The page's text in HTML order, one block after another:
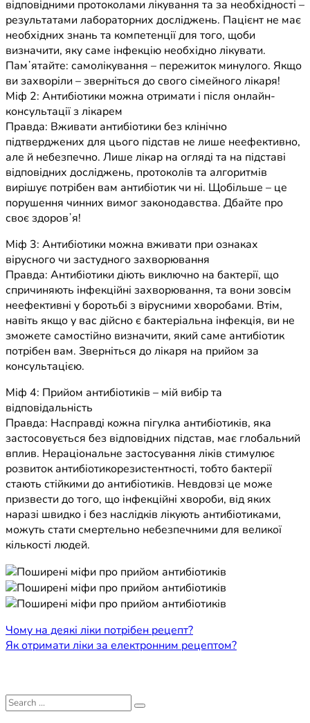
відповідними протоколами лікування та за необхідності –
результатами лабораторних досліджень. Пацієнт не має
необхідних знань та компетенції для того, щоби
визначити, яку саме інфекцію необхідно лікувати.
Памʼятайте: самолікування – пережиток минулого. Якщо
ви захворіли – зверніться до свого сімейного лікаря!
Міф 2: Антибіотики можна отримати і після онлайн-
консультації з лікарем
Правда: Вживати антибіотики без клінічно
підтверджених для цього підстав не лише неефективно,
але й небезпечно. Лише лікар на огляді та на підставі
відповідних досліджень, протоколів та алгоритмів
вирішує потрібен вам антибіотик чи ні. Щобільше – це
порушення чинних вимог законодавства. Дбайте про
своє здоровʼя!
Міф 3: Антибіотики можна вживати при ознаках
вірусного чи застудного захворювання
Правда: Антибіотики діють виключно на бактерії, що
спричиняють інфекційні захворювання, та вони зовсім
неефективні у боротьбі з вірусними хворобами. Втім,
навіть якщо у вас дійсно є бактеріальна інфекція, ви не
зможете самостійно визначити, який саме антибіотик
потрібен вам. Зверніться до лікаря на прийом за
консультацією.
Міф 4: Прийом антибіотиків – мій вибір та
відповідальність
Правда: Насправді кожна пігулка антибіотиків, яка
застосовується без відповідних підстав, має глобальний
вплив. Нераціональне застосування ліків стимулює
розвиток антибіотикорезистентності, тобто бактерії
стають стійкими до антибіотиків. Невдовзі це може
призвести до того, що інфекційні хвороби, від яких
наразі швидко і без наслідків лікують антибіотиками,
можуть стати смертельно небезпечними для великої
кількості людей.
Навігація
записів
Чому на деякі ліки потрібен рецепт?
Як отримати ліки за електронним рецептом?
Search